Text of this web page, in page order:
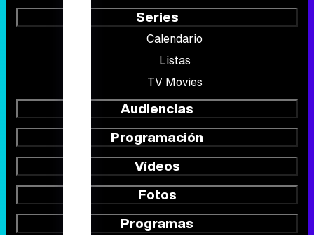
Series
Calendario
Listas
TV Movies
Audiencias
Programación
Vídeos
Fotos
Programas